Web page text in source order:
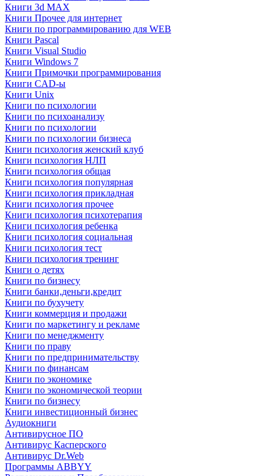
Книги 3d MAX
Книги Прочее для интернет
Книги по программированию для WEB
Книги Pascal
Книги Visual Studio
Книги Windows 7
Книги Примочки программирования
Книги CAD-ы
Книги Unix
Книги по психологии
Книги по психоанализу
Книги по психологии
Книги по психологии бизнеса
Книги психология женский клуб
Книги психология НЛП
Книги психология общая
Книги психология популярная
Книги психология прикладная
Книги психология прочее
Книги психология психотерапия
Книги психология ребенка
Книги психология социальная
Книги психология тест
Книги психология тренинг
Книги о детях
Книги по бизнесу
Книги банки,деньги,кредит
Книги по бухучету
Книги коммерция и продажи
Книги по маркетингу и рекламе
Книги по менеджменту
Книги по праву
Книги по предпринимательству
Книги по финансам
Книги по экономике
Книги по экономической теории
Книги по бизнесу
Книги инвестиционный бизнес
Аудиокниги
Антивирусное ПО
Антивирус Касперского
Антивирус Dr.Web
Программы ABBYY